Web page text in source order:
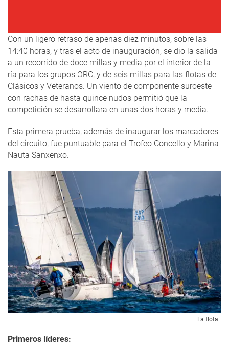
Con un ligero retraso de apenas diez minutos, sobre las
14:40 horas, y tras el acto de inauguración, se dio la salida
a un recorrido de doce millas y media por el interior de la
ría para los grupos ORC, y de seis millas para las flotas de
Clásicos y Veteranos. Un viento de componente suroeste
con rachas de hasta quince nudos permitió que la
competición se desarrollara en unas dos horas y media.
Esta primera prueba, además de inaugurar los marcadores
del circuito, fue puntuable para el Trofeo Concello y Marina
Nauta Sanxenxo.
La flota.
Primeros líderes: